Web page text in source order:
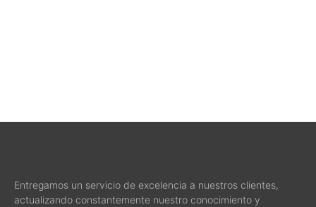
Entregamos un servicio de excelencia a nuestros clientes,
actualizando constantemente nuestro conocimiento y